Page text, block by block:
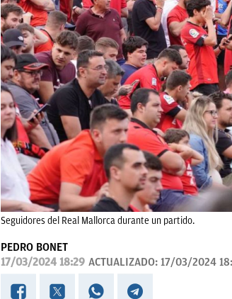
Seguidores del Real Mallorca durante un partido.
PEDRO BONET
17/03/2024 18:29 ACTUALIZADO: 17/03/2024